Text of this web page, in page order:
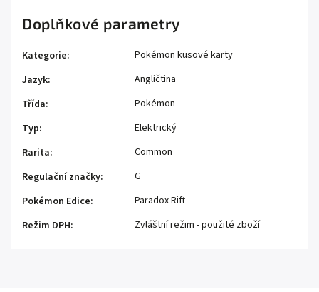
Doplňkové parametry
Kategorie:
Pokémon kusové karty
Jazyk:
Angličtina
Třída:
Pokémon
Typ:
Elektrický
Rarita:
Common
Regulační značky:
G
Pokémon Edice:
Paradox Rift
Režim DPH: Zvláštní režim - použité zboží